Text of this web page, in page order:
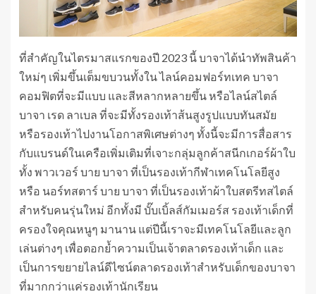
ที่สำคัญในไตรมาสแรกของปี 2023 นี้ บาจาได้นำทัพสินค้า
ใหม่ๆ เพิ่มขึ้นเต็มขบวนทั้งใน ไลน์คอมฟอร์ทเทค บาจา
คอมฟิตที่จะมีแบบ และสีหลากหลายขึ้น หรือไลน์สไตล์
บาจา เรด ลาเบล ที่จะมีทั้งรองเท้าส้นสูงรูปแบบทันสมัย
หรือรองเท้าไปงานโอกาสพิเศษต่างๆ ทั้งนี้จะมีการสื่อสาร
กับแบรนด์ในเครือเพิ่มเติมที่เจาะกลุ่มลูกค้าสนีกเกอร์ผ้าใบ
ทั้ง พาวเวอร์ บาย บาจา ที่เป็นรองเท้ากีฬาเทคโนโลยีสูง
หรือ นอร์ทสตาร์ บาย บาจา ที่เป็นรองเท้าผ้าใบสตรีทสไตล์
สำหรับคนรุ่นใหม่ อีกทั้งมี บั๊บเบิ้ลส์กัมเมอร์ส รองเท้าเด็กที่
ครองใจคุณหนูๆ มานาน แต่ปีนี้เราจะมีเทคโนโลยีและลูก
เล่นต่างๆ เพื่อตอกย้ำความเป็นเจ้าตลาดรองเท้าเด็ก และ
เป็นการขยายไลน์ดีไซน์ตลาดรองเท้าสำหรับเด็กของบาจา
ที่มากกว่าแค่รองเท้านักเรียน